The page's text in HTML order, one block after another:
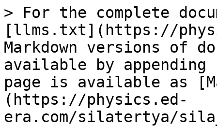
> For the complete
[llms.txt](https://
Markdown versions of
available by
page is available as
(https://physics.ed-
era.com/silatertya/